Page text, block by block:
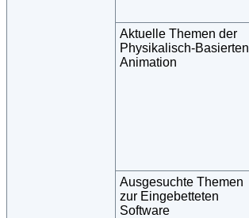
Aktuelle Themen der
Physikalisch-Basierten
Animation
Ausgesuchte Themen
zur Eingebetteten
Software